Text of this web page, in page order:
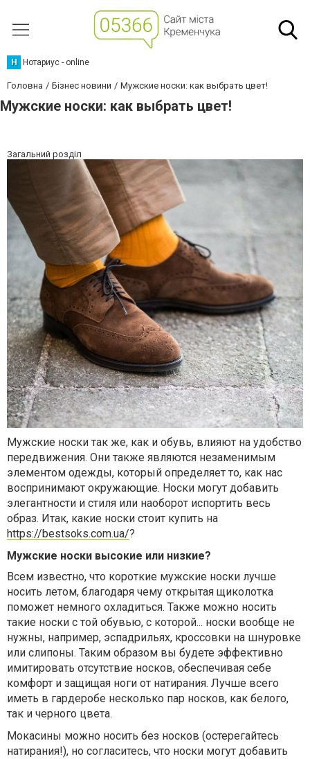
Н Нотариус - online
Головна Бізнес новини Мужские носки: как выбрать цвет!
Мужские носки: как выбрать цвет!
Загальний розділ
Мужские носки так же, как и обувь, влияют на удобство
передвижения. Они также являются незаменимым
элементом одежды, который определяет то, как нас
воспринимают окружающие. Носки могут добавить
элегантности и стиля или наоборот испортить весь
образ. Итак, какие носки стоит купить на
https://bestsoks.com.ua/?
Мужские носки высокие или низкие?
Всем известно, что короткие мужские носки лучше
носить летом, благодаря чему открытая щиколотка
поможет немного охладиться. Также можно носить
такие носки с той обувью, с которой... носки вообще не
нужны, например, эспадрильях, кроссовки на шнуровке
или слипоны. Таким образом вы будете эффективно
имитировать отсутствие носков, обеспечивая себе
комфорт и защищая ноги от натирания. Лучше всего
иметь в гардеробе несколько пар носков, как белого,
так и черного цвета.
Мокасины можно носить без носков (остерегайтесь
натирания!), но согласитесь, что носки могут добавить